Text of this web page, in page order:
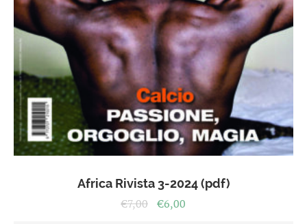
Africa Rivista 3-2024 (pdf)
€7,00 Il
€6,00